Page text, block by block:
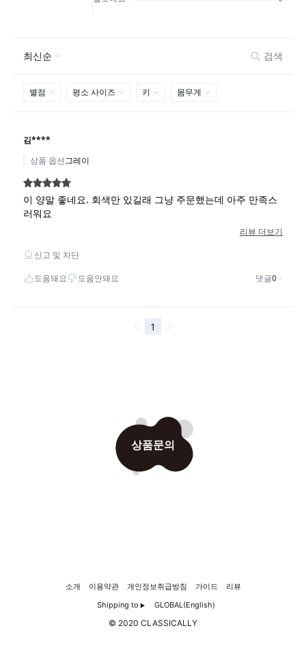
상품문의
소개 이용약관 개인정보취급방침 가이드
리뷰
Shipping to ▶ GLOBAL(English)
© 2020 CLASSICALLY